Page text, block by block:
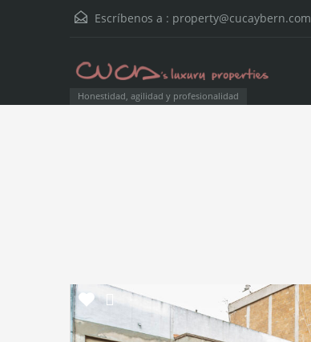
Escríbenos a : property@cucaybern.com
Honestidad, agilidad y profesionalidad